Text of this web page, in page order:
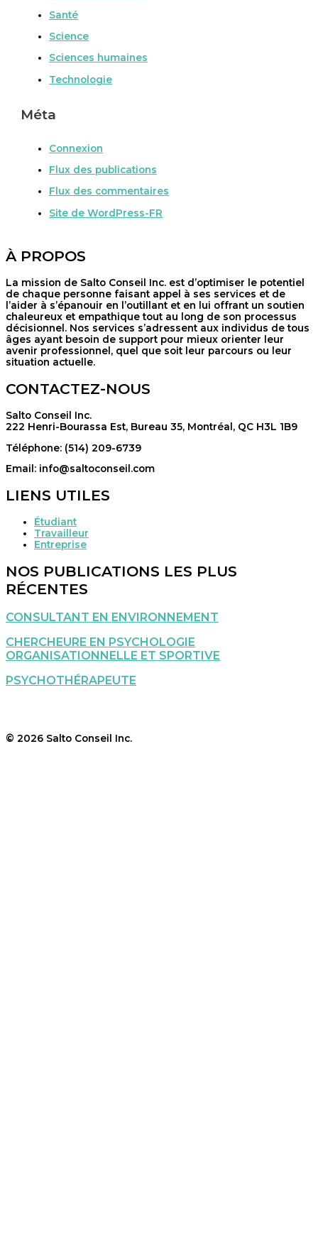
Santé
Science
Sciences humaines
Technologie
Méta
Connexion
Flux des publications
Flux des commentaires
Site de WordPress-FR
À PROPOS
La mission de Salto Conseil Inc. est d’optimiser le potentiel
de chaque personne faisant appel à ses services et de
l’aider à s’épanouir en l’outillant et en lui offrant un soutien
chaleureux et empathique tout au long de son processus
décisionnel. Nos services s’adressent aux individus de tous
âges ayant besoin de support pour mieux orienter leur
avenir professionnel, quel que soit leur parcours ou leur
situation actuelle.
CONTACTEZ-NOUS
Salto Conseil Inc.
222 Henri-Bourassa Est, Bureau 35, Montréal, QC H3L 1B9
Téléphone: (514) 209-6739
Email: info@saltoconseil.com
LIENS UTILES
Étudiant
Travailleur
Entreprise
NOS PUBLICATIONS LES PLUS
RÉCENTES
CONSULTANT EN ENVIRONNEMENT
CHERCHEURE EN PSYCHOLOGIE
ORGANISATIONNELLE ET SPORTIVE
PSYCHOTHÉRAPEUTE
© 2026 Salto Conseil Inc.